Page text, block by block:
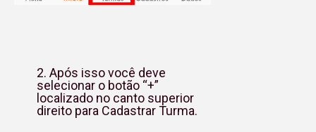
2. Após isso você deve
selecionar o botão “+”
localizado no canto superior
direito para Cadastrar Turma.